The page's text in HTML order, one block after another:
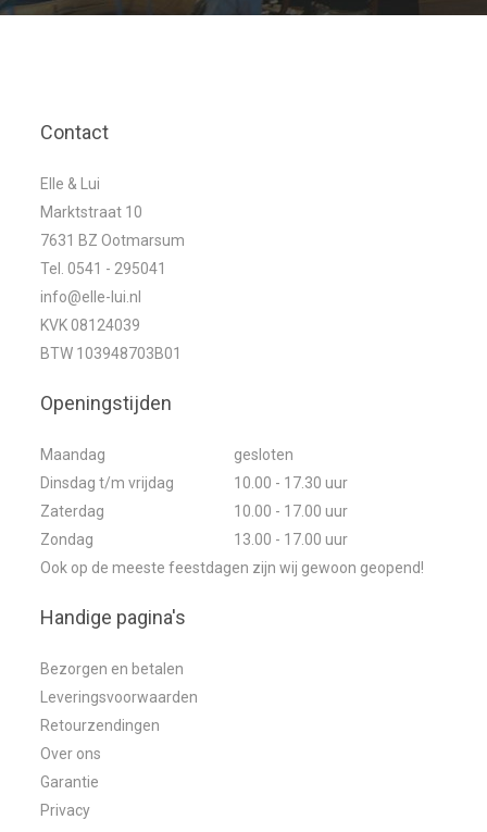
Contact
Elle & Lui
Marktstraat 10
7631 BZ Ootmarsum
Tel. 0541 - 295041
info@elle-lui.nl
KVK 08124039
BTW 103948703B01
Openingstijden
Maandag
gesloten
Dinsdag t/m vrijdag
10.00 - 17.30 uur
Zaterdag
10.00 - 17.00 uur
Zondag
13.00 - 17.00 uur
Ook op de meeste feestdagen zijn wij gewoon geopend!
Handige pagina's
Bezorgen en betalen
Leveringsvoorwaarden
Retourzendingen
Over ons
Garantie
Privacy